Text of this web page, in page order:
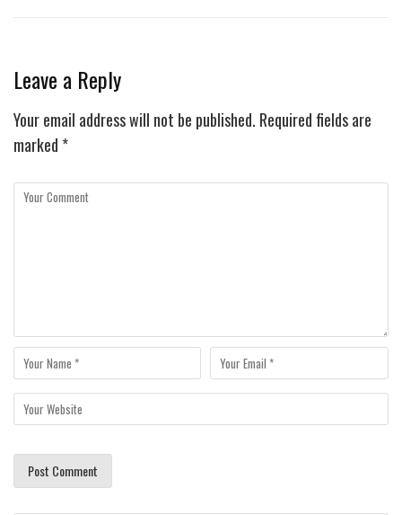
Leave a Reply
Your email address will not be published. Required fields are
marked *